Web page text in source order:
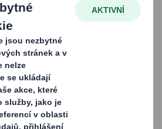
ve
PIVOVAR
hraček z
pro děti.